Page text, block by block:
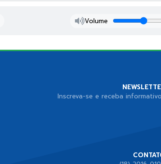
Volume
Inscreva-se e receba